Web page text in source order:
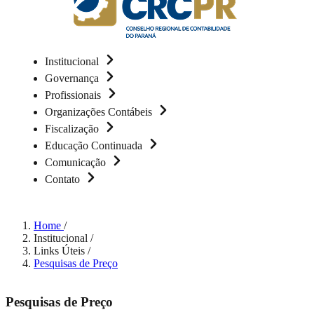
Institucional
Governança
Profissionais
Organizações Contábeis
Fiscalização
Educação Continuada
Comunicação
Contato
Home /
Institucional /
Links Úteis /
Pesquisas de Preço
Pesquisas de Preço